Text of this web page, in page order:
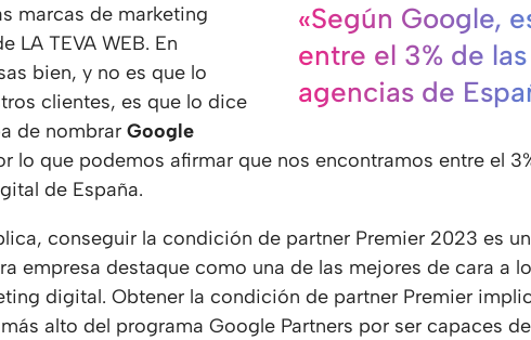
«Según Google,
entre el 3% de
agencias de
marcas de marketing
LA TEVA WEB. En
bien, y no es que lo
clientes, es que lo dice
de nombrar Google
lo que podemos afirmar que nos encontramos entre el
de España.
conseguir la condición de partner Premier 2023 es
empresa destaque como una de las mejores de cara a
digital. Obtener la condición de partner Premier
alto del programa Google Partners por ser capaces